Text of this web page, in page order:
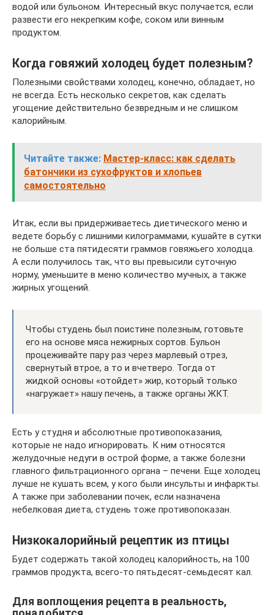
водой или бульоном. Интересный вкус получается, если
развести его некрепким кофе, соком или винным
продуктом.
Когда говяжий холодец будет полезным?
Полезными свойствами холодец, конечно, обладает, но
не всегда. Есть несколько секретов, как сделать
угощение действительно безвредным и не слишком
калорийным.
Читайте также: Мастер-класс: как сделать
батончики из сухофруктов и хлопьев
самостоятельно
Итак, если вы придерживаетесь диетического меню и
ведете борьбу с лишними килограммами, кушайте в сутки
не больше ста пятидесяти граммов говяжьего холодца.
А если получилось так, что вы превысили суточную
норму, уменьшите в меню количество мучных, а также
жирных угощений.
Чтобы студень был поистине полезным, готовьте
его на основе мяса нежирных сортов. Бульон
процеживайте пару раз через марлевый отрез,
свернутый втрое, а то и вчетверо. Тогда от
жидкой основы «отойдет» жир, который только
«нагружает» нашу печень, а также органы ЖКТ.
Есть у студня и абсолютные противопоказания,
которые не надо игнорировать. К ним относятся
желудочные недуги в острой форме, а также болезни
главного фильтрационного органа – печени. Еще холодец
лучше не кушать всем, у кого были инсульты и инфаркты.
А также при заболевании почек, если назначена
небелковая диета, студень тоже противопоказан.
Низкокалорийный рецептик из птицы
Будет содержать такой холодец калорийность, на 100
граммов продукта, всего-то пятьдесят-семьдесят кал.
Для воплощения рецепта в реальность,